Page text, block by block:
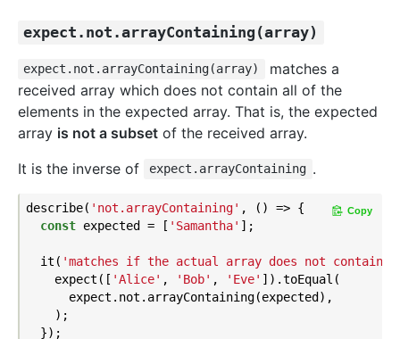
expect.not.arrayContaining(array)
expect.not.arrayContaining(array)
matches a
received array which does not contain all of the
elements in the expected array. That is, the expected
array is not a subset of the received array.
It is the inverse of
expect.arrayContaining .
describe( 'not.arrayContaining' , () => {
const expected = [ 'Samantha' ];
  it(
'matches if the actual array does not contain
    expect([
'Alice' , 'Bob' , 'Eve' ]).toEqual(
      expect.not.arrayContaining(expected),
    );
  });
Copy